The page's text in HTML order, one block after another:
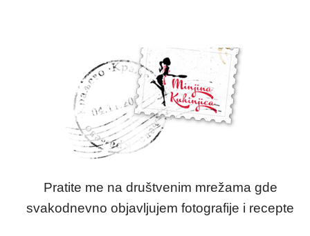
Pratite me na društvenim mrežama gde
svakodnevno objavljujem fotografije i recepte